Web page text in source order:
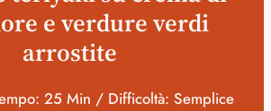
e verdure verdi
arrostite
25 Min / Difficoltà: Semplice